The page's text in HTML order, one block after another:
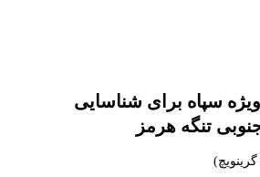
ویژه سپاه برای شناسایی
تنگه هرمز